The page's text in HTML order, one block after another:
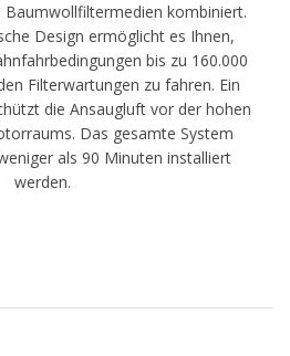
kombiniert.
Design ermöglicht es Ihnen,
bis zu 160.000
Filterwartungen zu fahren. Ein
die Ansaugluft vor der hohen
Das gesamte System
als 90 Minuten installiert
werden.